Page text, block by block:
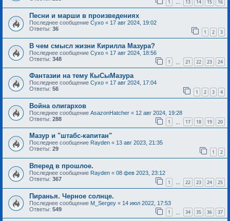
1 … 13 14 15 16
Песни и марши в произведениях
Последнее сообщение Сухо « 17 авг 2024, 19:02
Ответы: 36 1 2 3
В чем смысл жизни Кирилла Мазура?
Последнее сообщение Сухо « 17 авг 2024, 18:56
Ответы: 348 1 21 22 23 24
Фантазии на тему КыСыМазура
Последнее сообщение Сухо « 17 авг 2024, 17:04
Ответы: 56 1 2 3 4
Война олигархов
Последнее сообщение AsazonHatcher « 12 авг 2024, 19:28
Ответы: 288 1 17 18 19 20
Мазур и "штабс-капитан"
Последнее сообщение Rayden « 13 авг 2023, 21:35
Ответы: 29 1 2
Вперед в прошлое.
Последнее сообщение Rayden « 08 фев 2023, 23:12
Ответы: 367 1 … 22 23 24 25
Пиранья. Черное солнце.
Последнее сообщение M_Sergey « 14 июл 2022, 17:53
Ответы: 549 1 34 35 36 37